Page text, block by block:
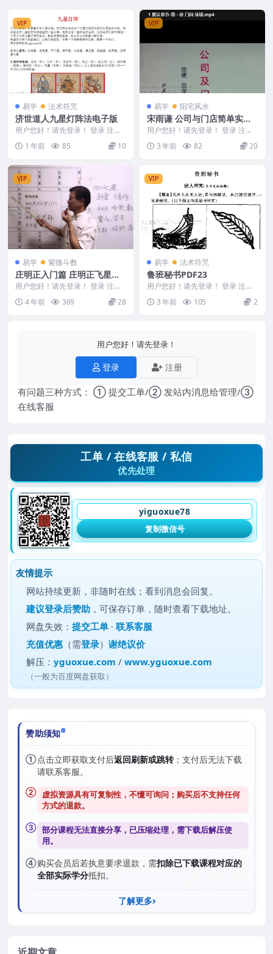
VIP
易学 法术符咒
济世道人九星灯阵法电子版
用户您好！请先登录！ 登录 注册
济世道人九星灯阵法电子版 25057
1 &nb...
1 年前 85 10
VIP
易学 阳宅风水
宋雨谦 公司与门店简单实用
的风水技能5集视频
用户您好！请先登录！ 登录 注册
宋雨谦 公司与门店简单实用的风
水技能 Y230...
3 年前 82 20
VIP
易学 紫微斗数
庄明正入门篇 庄明正飞星派
紫微斗数 百度盘下载
用户您好！请先登录！ 登录 注册
庄明正入门篇 庄明正飞星派紫微
斗数 百度盘下载...
4 年前 369 28
VIP
易学 法术符咒
鲁班秘书PDF23
用户您好！请先登录！ 登录 注册
3 年前 105 2
用户您好！请先登录！
登录 注册
有问题三种方式： ① 提交工单/② 发站内消息给管理/③
在线客服
工单 / 在线客服 / 私信
优先处理
yiguoxue78
复制微信号
友情提示
网站持续更新，非随时在线；看到消息会回复。
建议登录后赞助 ，可保存订单，随时查看下载地址。
网盘失效：提交工单 ·联系客服
充值优惠 （需登录）谢绝议价
解压：yguoxue.com /www.yguoxue.com
（一般为百度网盘获取）
赞助须知
①点击立即获取支付后返回刷新或跳转；支付后无法下载
请联系客服。
② 虚拟资源具有可复制性，不懂可询问；购买后不支持任何
方式的退款。
③ 部分课程无法直接分享，已压缩处理，需下载后解压使
用。
④购买会员后若执意要求退款，需扣除已下载课程对应的
全部实际学分抵扣。
了解更多